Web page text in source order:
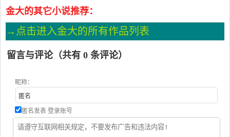
金大的其它小说推荐：
→点击进入金大的所有作品列表
留言与评论（共有 0 条评论）
昵称：
匿名发表 登录账号